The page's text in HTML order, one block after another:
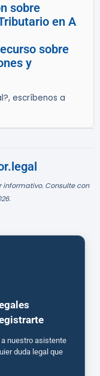
sobre
en A
sobre
y
escríbenos a
Consulte con
nuestro asistente
duda legal que